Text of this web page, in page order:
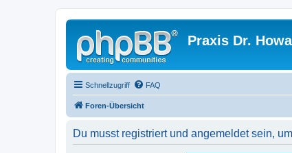
Praxis Dr.
Schnellzugriff FAQ
Foren-Übersicht
Du musst registriert und angemeldet sein,